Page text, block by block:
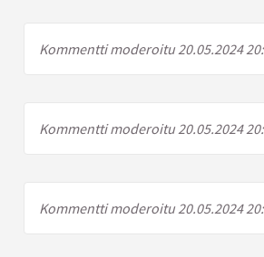
Kommentti moderoitu 20.05.2024
Kommentti moderoitu 20.05.2024
Kommentti moderoitu 20.05.2024